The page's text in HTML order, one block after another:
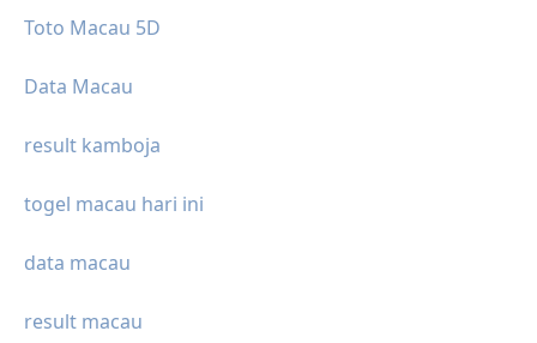
Toto Macau 5D
Data Macau
result kamboja
togel macau hari ini
data macau
result macau